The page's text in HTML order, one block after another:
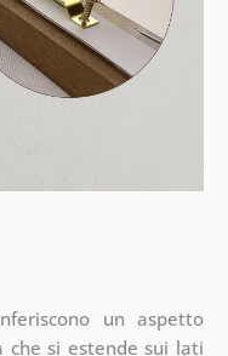
un aspetto
che si estende sui lati